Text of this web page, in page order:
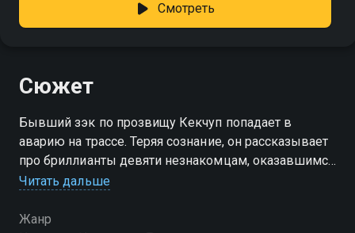
Смотреть
Сюжет
Бывший зэк по прозвищу Кекчуп попадает в
аварию на трассе. Теряя сознание, он рассказывает
про бриллианты девяти незнакомцам, оказавшимся
рядом, и говорит два кодовых слова: «Геленджик»
пускаются в погоню за драгоценностями. Только
Читать дальше
Жанр